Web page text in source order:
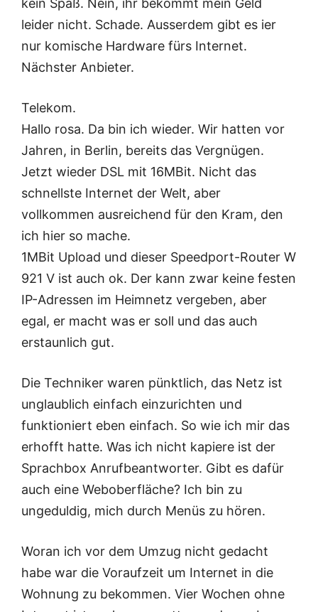
kein Spaß. Nein, ihr bekommt mein Geld
leider nicht. Schade. Ausserdem gibt es ier
nur komische Hardware fürs Internet.
Nächster Anbieter.
Telekom.
Hallo rosa. Da bin ich wieder. Wir hatten vor
Jahren, in Berlin, bereits das Vergnügen.
Jetzt wieder DSL mit 16MBit. Nicht das
schnellste Internet der Welt, aber
vollkommen ausreichend für den Kram, den
ich hier so mache.
1MBit Upload und dieser Speedport-Router W
921 V ist auch ok. Der kann zwar keine festen
IP-Adressen im Heimnetz vergeben, aber
egal, er macht was er soll und das auch
erstaunlich gut.
Die Techniker waren pünktlich, das Netz ist
unglaublich einfach einzurichten und
funktioniert eben einfach. So wie ich mir das
erhofft hatte. Was ich nicht kapiere ist der
Sprachbox Anrufbeantworter. Gibt es dafür
auch eine Weboberfläche? Ich bin zu
ungeduldig, mich durch Menüs zu hören.
Woran ich vor dem Umzug nicht gedacht
habe war die Voraufzeit um Internet in die
Wohnung zu bekommen. Vier Wochen ohne